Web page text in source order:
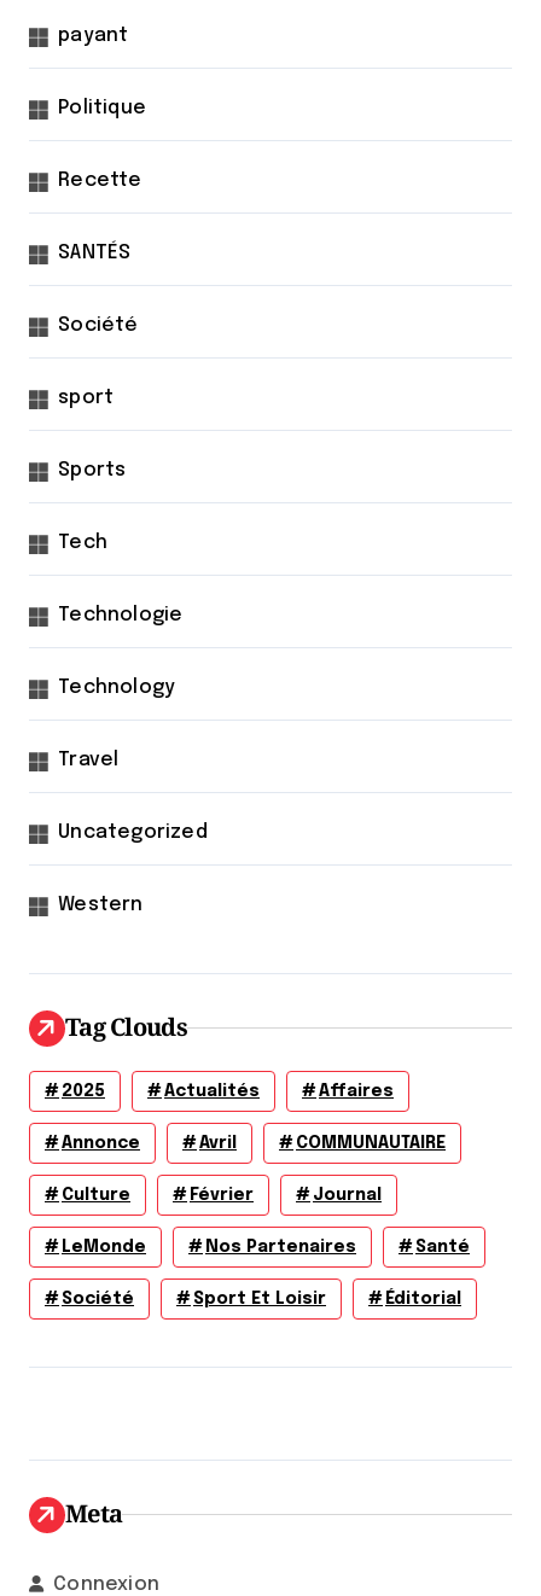
payant
Politique
Recette
SANTÉS
Société
sport
Sports
Tech
Technologie
Technology
Travel
Uncategorized
Western
Tag Clouds
2025 Actualités Affaires
Annonce Avril COMMUNAUTAIRE
Culture Février Journal
LeMonde Nos Partenaires Santé
Société Sport Et Loisir Éditorial
Meta
Connexion